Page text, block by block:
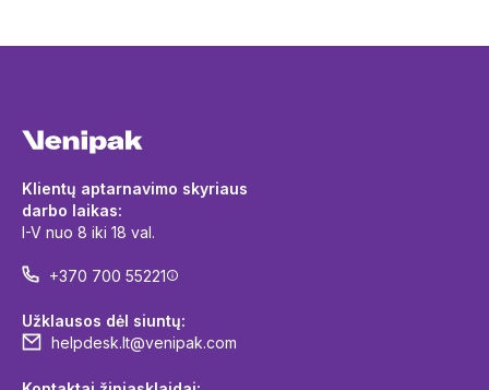
Klientų aptarnavimo skyriaus
darbo laikas:
I-V nuo 8 iki 18 val.
+370 700 55221
Užklausos dėl siuntų:
helpdesk.lt@venipak.com